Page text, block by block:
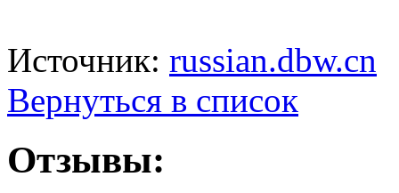
Источник: russian.dbw.cn
Вернуться в список
Отзывы: